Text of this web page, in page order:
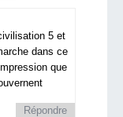
5 et
dans ce
que
Répondre